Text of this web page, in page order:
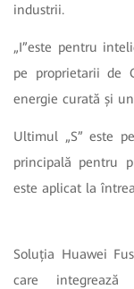
industrii.
„I”este pentru
pe proprietarii de
energie curată și
Ultimul „S” este
principală pentru
este aplicat la
Soluția Huawei
care integrează